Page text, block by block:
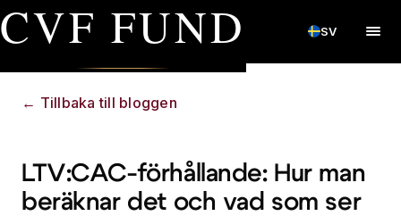
CVF FUND SV
← Tillbaka till bloggen
LTV:CAC-förhållande: Hur man
beräknar det och vad som ser